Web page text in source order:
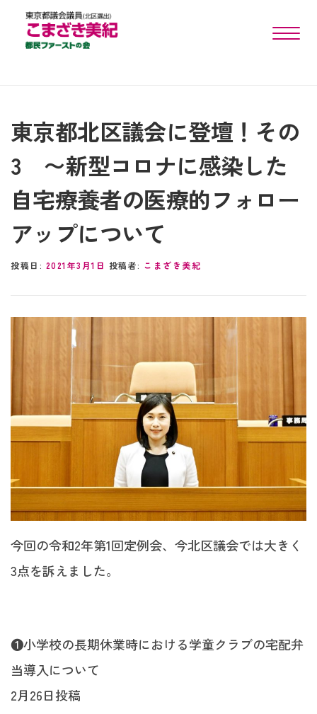
toggle
東京都北区議会に登壇！その
3 〜新型コロナに感染した
自宅療養者の医療的フォロー
アップについて
投稿日: 2021年3月1日 投稿者: こまざき美紀
今回の令和2年第1回定例会、今北区議会では大きく
3点を訴えました。
❶小学校の長期休業時における学童クラブの宅配弁
当導入について
2月26日投稿